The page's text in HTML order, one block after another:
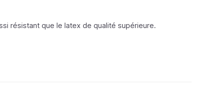
résistant que le latex de qualité supérieure.